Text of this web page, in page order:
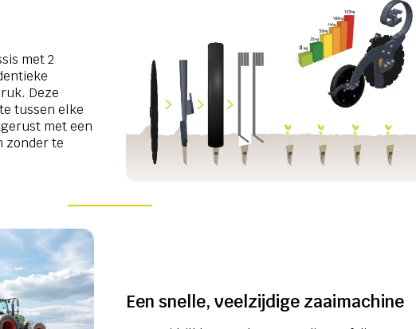
met 2
Deze
tussen elke
met een
zonder te
Een snelle, veelzijdige zaaimachine